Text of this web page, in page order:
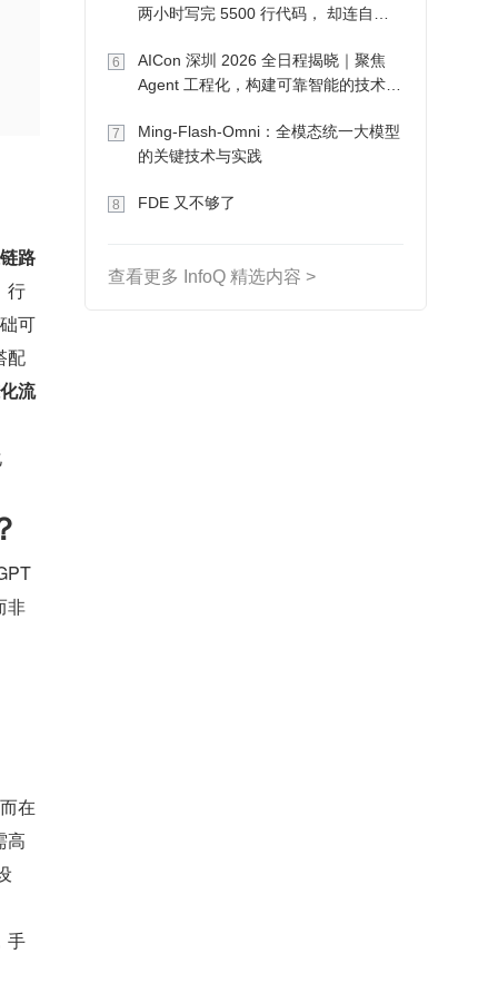
路
行
可
配
流
非
在
高
手
两小时写完 5500 行代码， 却连自己
6
AICon 深圳 2026 全日程揭晓｜聚焦
Agent 工程化，构建可靠智能的技术路
7
Ming-Flash-Omni：全模态统一大模型
的关键技术与实践
8 FDE 又不够了
查看更多 InfoQ 精选内容 >